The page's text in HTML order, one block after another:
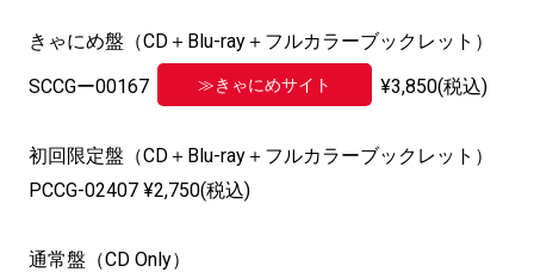
きゃにめ盤（CD＋Blu-ray＋フルカラーブックレット）
SCCGー00167
≫きゃにめサイト ¥3,850(税込)
初回限定盤（CD＋Blu-ray＋フルカラーブックレット）
PCCG-02407 ¥2,750(税込)
通常盤（CD Only）